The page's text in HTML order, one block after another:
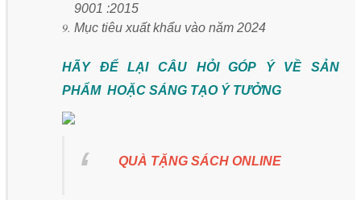
9001 :2015
Mục tiêu xuất khẩu vào năm 2024
HÃY ĐỂ LẠI CÂU HỎI GÓP Ý VỀ SẢN
PHẨM HOẶC SÁNG TẠO Ý TƯỞNG
QUÀ TẶNG SÁCH ONLINE